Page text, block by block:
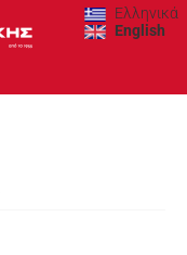
Ελληνικά
English